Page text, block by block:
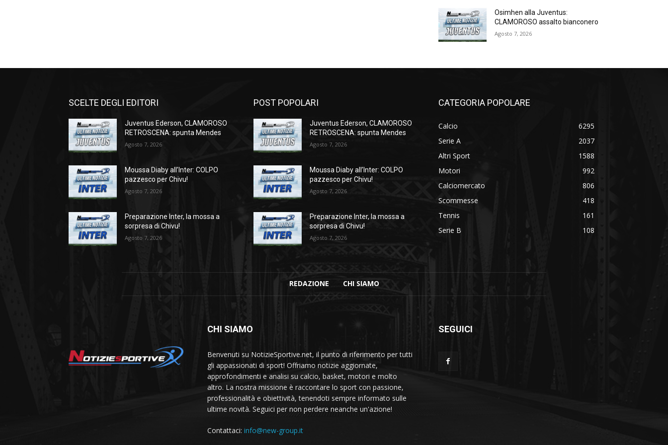
Osimhen alla Juventus:
CLAMOROSO assalto bianconero
Agosto 7, 2026
SCELTE DEGLI EDITORI
Juventus Ederson, CLAMOROSO
RETROSCENA: spunta Mendes
Agosto 7, 2026
Moussa Diaby all’Inter: COLPO
pazzesco per Chivu!
Agosto 7, 2026
Preparazione Inter, la mossa a
sorpresa di Chivu!
Agosto 7, 2026
POST POPOLARI
Juventus Ederson, CLAMOROSO
RETROSCENA: spunta Mendes
Agosto 7, 2026
Moussa Diaby all’Inter: COLPO
pazzesco per Chivu!
Agosto 7, 2026
Preparazione Inter, la mossa a
sorpresa di Chivu!
Agosto 7, 2026
CATEGORIA POPOLARE
Calcio
6295
Serie A
2037
Altri Sport
1588
Motori
992
Calciomercato
806
Scommesse
418
Tennis
161
Serie B
108
REDAZIONE CHI SIAMO
CHI SIAMO
Benvenuti su NotizieSportive.net, il punto di riferimento per tutti
gli appassionati di sport! Offriamo notizie aggiornate,
approfondimenti e analisi su calcio, basket, motori e molto
altro. La nostra missione è raccontare lo sport con passione,
professionalità e obiettività, tenendoti sempre informato sulle
ultime novità. Seguici per non perdere neanche un'azione!
Contattaci: info@new-group.it
SEGUICI